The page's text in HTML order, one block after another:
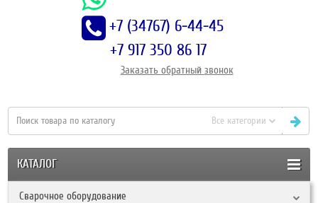
+7 (34767) 6-44-45
+7 917 350 86 17
Заказать обратный звонок
Все категории
КАТАЛОГ
Сварочное оборудование